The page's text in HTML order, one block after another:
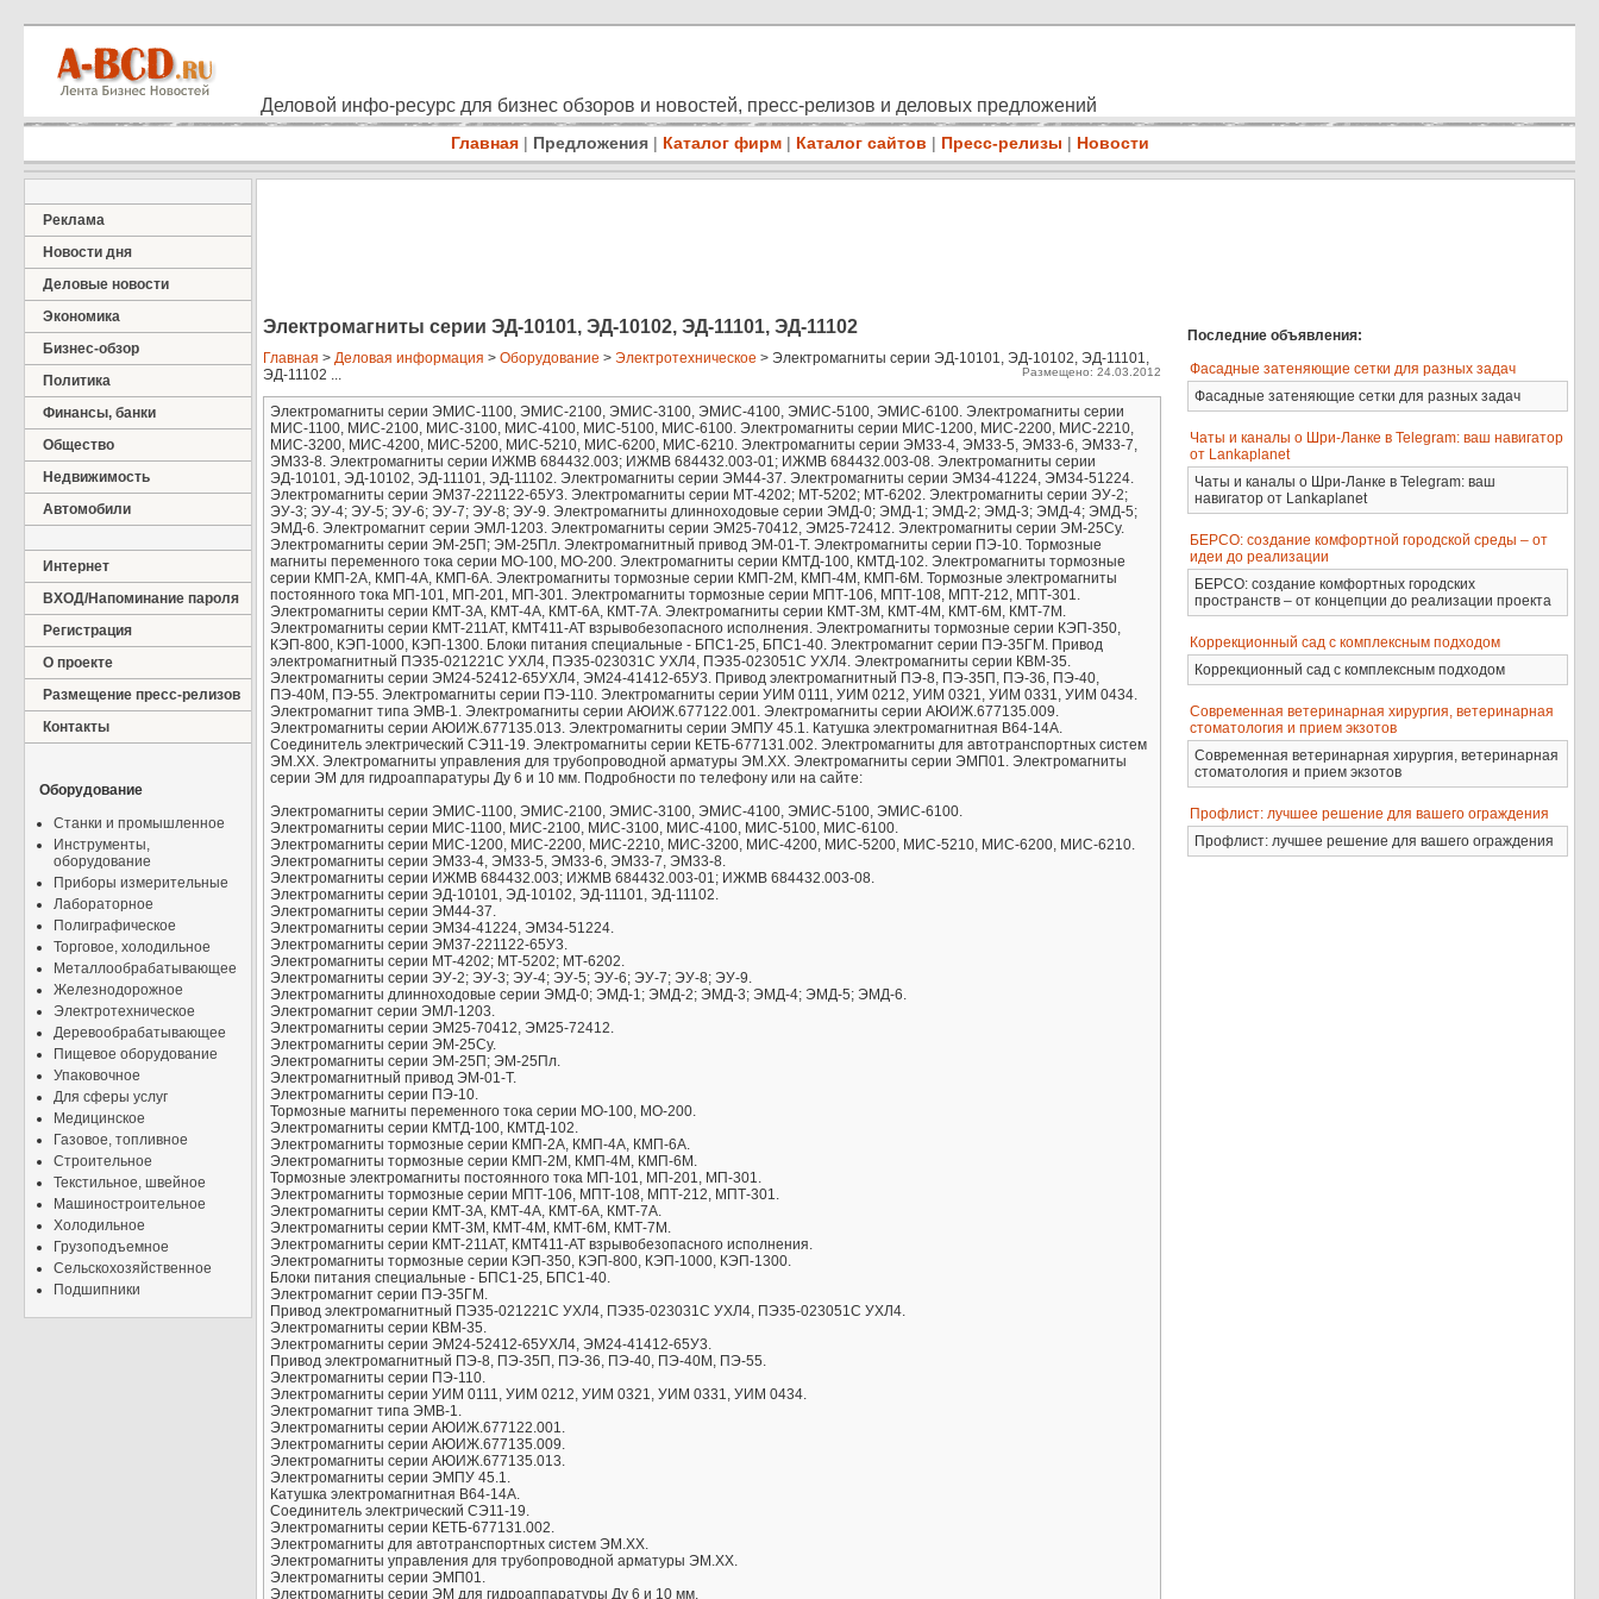
Деловой инфо-ресурс для бизнес обзоров и новостей, пресс-релизов и деловых предложений
Главная | Предложения | Каталог фирм | Каталог сайтов | Пресс-релизы | Новости
Реклама
Новости дня
Деловые новости
Экономика
Бизнес-обзор
Политика
Финансы, банки
Общество
Недвижимость
Автомобили
Интернет
ВХОД/Напоминание пароля
Регистрация
О проекте
Размещение пресс-релизов
Контакты
Оборудование
Станки и промышленное
Инструменты,
оборудование
Приборы измерительные
Лабораторное
Полиграфическое
Торговое, холодильное
Металлообрабатывающее
Железнодорожное
Электротехническое
Деревообрабатывающее
Пищевое оборудование
Упаковочное
Для сферы услуг
Медицинское
Газовое, топливное
Строительное
Текстильное, швейное
Машиностроительное
Холодильное
Грузоподъемное
Сельскохозяйственное
Подшипники
Электромагниты серии ЭД-10101, ЭД-10102, ЭД-11101, ЭД-11102
Главная > Деловая информация > Оборудование > Электротехническое > Электромагниты серии ЭД-10101, ЭД-10102, ЭД-11101,
ЭД-11102 ...
Размещено: 24.03.2012
Электромагниты серии ЭМИС-1100, ЭМИС-2100, ЭМИС-3100, ЭМИС-4100, ЭМИС-5100, ЭМИС-6100. Электромагниты серии
МИС-1100, МИС-2100, МИС-3100, МИС-4100, МИС-5100, МИС-6100. Электромагниты серии МИС-1200, МИС-2200, МИС-2210,
МИС-3200, МИС-4200, МИС-5200, МИС-5210, МИС-6200, МИС-6210. Электромагниты серии ЭМ33-4, ЭМ33-5, ЭМ33-6, ЭМ33-7,
ЭМ33-8. Электромагниты серии ИЖМВ 684432.003; ИЖМВ 684432.003-01; ИЖМВ 684432.003-08. Электромагниты серии
ЭД-10101, ЭД-10102, ЭД-11101, ЭД-11102. Электромагниты серии ЭМ44-37. Электромагниты серии ЭМ34-41224, ЭМ34-51224.
Электромагниты серии ЭМ37-221122-65У3. Электромагниты серии МТ-4202; МТ-5202; МТ-6202. Электромагниты серии ЭУ-2;
ЭУ-3; ЭУ-4; ЭУ-5; ЭУ-6; ЭУ-7; ЭУ-8; ЭУ-9. Электромагниты длинноходовые серии ЭМД-0; ЭМД-1; ЭМД-2; ЭМД-3; ЭМД-4; ЭМД-5;
ЭМД-6. Электромагнит серии ЭМЛ-1203. Электромагниты серии ЭМ25-70412, ЭМ25-72412. Электромагниты серии ЭМ-25Су.
Электромагниты серии ЭМ-25П; ЭМ-25Пл. Электромагнитный привод ЭМ-01-Т. Электромагниты серии ПЭ-10. Тормозные
магниты переменного тока серии МО-100, МО-200. Электромагниты серии КМТД-100, КМТД-102. Электромагниты тормозные
серии КМП-2А, КМП-4А, КМП-6А. Электромагниты тормозные серии КМП-2М, КМП-4М, КМП-6М. Тормозные электромагниты
постоянного тока МП-101, МП-201, МП-301. Электромагниты тормозные серии МПТ-106, МПТ-108, МПТ-212, МПТ-301.
Электромагниты серии КМТ-3А, КМТ-4А, КМТ-6А, КМТ-7А. Электромагниты серии КМТ-3М, КМТ-4М, КМТ-6М, КМТ-7М.
Электромагниты серии КМТ-211АТ, КМТ411-АТ взрывобезопасного исполнения. Электромагниты тормозные серии КЭП-350,
КЭП-800, КЭП-1000, КЭП-1300. Блоки питания специальные - БПС1-25, БПС1-40. Электромагнит серии ПЭ-35ГМ. Привод
электромагнитный ПЭ35-021221С УХЛ4, ПЭ35-023031С УХЛ4, ПЭ35-023051С УХЛ4. Электромагниты серии КВМ-35.
Электромагниты серии ЭМ24-52412-65УХЛ4, ЭМ24-41412-65У3. Привод электромагнитный ПЭ-8, ПЭ-35П, ПЭ-36, ПЭ-40,
ПЭ-40М, ПЭ-55. Электромагниты серии ПЭ-110. Электромагниты серии УИМ 0111, УИМ 0212, УИМ 0321, УИМ 0331, УИМ 0434.
Электромагнит типа ЭМВ-1. Электромагниты серии АЮИЖ.677122.001. Электромагниты серии АЮИЖ.677135.009.
Электромагниты серии АЮИЖ.677135.013. Электромагниты серии ЭМПУ 45.1. Катушка электромагнитная В64-14А.
Соединитель электрический СЭ11-19. Электромагниты серии КЕТБ-677131.002. Электромагниты для автотранспортных систем
ЭМ.ХХ. Электромагниты управления для трубопроводной арматуры ЭМ.ХХ. Электромагниты серии ЭМП01. Электромагниты
серии ЭМ для гидроаппаратуры Ду 6 и 10 мм. Подробности по телефону или на сайте:
Электромагниты серии ЭМИС-1100, ЭМИС-2100, ЭМИС-3100, ЭМИС-4100, ЭМИС-5100, ЭМИС-6100.
Электромагниты серии МИС-1100, МИС-2100, МИС-3100, МИС-4100, МИС-5100, МИС-6100.
Электромагниты серии МИС-1200, МИС-2200, МИС-2210, МИС-3200, МИС-4200, МИС-5200, МИС-5210, МИС-6200, МИС-6210.
Электромагниты серии ЭМ33-4, ЭМ33-5, ЭМ33-6, ЭМ33-7, ЭМ33-8.
Электромагниты серии ИЖМВ 684432.003; ИЖМВ 684432.003-01; ИЖМВ 684432.003-08.
Электромагниты серии ЭД-10101, ЭД-10102, ЭД-11101, ЭД-11102.
Электромагниты серии ЭМ44-37.
Электромагниты серии ЭМ34-41224, ЭМ34-51224.
Электромагниты серии ЭМ37-221122-65У3.
Электромагниты серии МТ-4202; МТ-5202; МТ-6202.
Электромагниты серии ЭУ-2; ЭУ-3; ЭУ-4; ЭУ-5; ЭУ-6; ЭУ-7; ЭУ-8; ЭУ-9.
Электромагниты длинноходовые серии ЭМД-0; ЭМД-1; ЭМД-2; ЭМД-3; ЭМД-4; ЭМД-5; ЭМД-6.
Электромагнит серии ЭМЛ-1203.
Электромагниты серии ЭМ25-70412, ЭМ25-72412.
Электромагниты серии ЭМ-25Су.
Электромагниты серии ЭМ-25П; ЭМ-25Пл.
Электромагнитный привод ЭМ-01-Т.
Электромагниты серии ПЭ-10.
Тормозные магниты переменного тока серии МО-100, МО-200.
Электромагниты серии КМТД-100, КМТД-102.
Электромагниты тормозные серии КМП-2А, КМП-4А, КМП-6А.
Электромагниты тормозные серии КМП-2М, КМП-4М, КМП-6М.
Тормозные электромагниты постоянного тока МП-101, МП-201, МП-301.
Электромагниты тормозные серии МПТ-106, МПТ-108, МПТ-212, МПТ-301.
Электромагниты серии КМТ-3А, КМТ-4А, КМТ-6А, КМТ-7А.
Электромагниты серии КМТ-3М, КМТ-4М, КМТ-6М, КМТ-7М.
Электромагниты серии КМТ-211АТ, КМТ411-АТ взрывобезопасного исполнения.
Электромагниты тормозные серии КЭП-350, КЭП-800, КЭП-1000, КЭП-1300.
Блоки питания специальные - БПС1-25, БПС1-40.
Электромагнит серии ПЭ-35ГМ.
Привод электромагнитный ПЭ35-021221С УХЛ4, ПЭ35-023031С УХЛ4, ПЭ35-023051С УХЛ4.
Электромагниты серии КВМ-35.
Электромагниты серии ЭМ24-52412-65УХЛ4, ЭМ24-41412-65У3.
Привод электромагнитный ПЭ-8, ПЭ-35П, ПЭ-36, ПЭ-40, ПЭ-40М, ПЭ-55.
Электромагниты серии ПЭ-110.
Электромагниты серии УИМ 0111, УИМ 0212, УИМ 0321, УИМ 0331, УИМ 0434.
Электромагнит типа ЭМВ-1.
Электромагниты серии АЮИЖ.677122.001.
Электромагниты серии АЮИЖ.677135.009.
Электромагниты серии АЮИЖ.677135.013.
Электромагниты серии ЭМПУ 45.1.
Катушка электромагнитная В64-14А.
Соединитель электрический СЭ11-19.
Электромагниты серии КЕТБ-677131.002.
Электромагниты для автотранспортных систем ЭМ.ХХ.
Электромагниты управления для трубопроводной арматуры ЭМ.ХХ.
Электромагниты серии ЭМП01.
Электромагниты серии ЭМ для гидроаппаратуры Ду 6 и 10 мм.
Последние объявления:
Фасадные затеняющие сетки для разных задач
Фасадные затеняющие сетки для разных задач
Чаты и каналы о Шри-Ланке в Telegram: ваш навигатор
от Lankaplanet
Чаты и каналы о Шри-Ланке в Telegram: ваш
навигатор от Lankaplanet
БЕРСО: создание комфортной городской среды – от
идеи до реализации
БЕРСО: создание комфортных городских
пространств – от концепции до реализации проекта
Коррекционный сад с комплексным подходом
Коррекционный сад с комплексным подходом
Современная ветеринарная хирургия, ветеринарная
стоматология и прием экзотов
Современная ветеринарная хирургия, ветеринарная
стоматология и прием экзотов
Профлист: лучшее решение для вашего ограждения
Профлист: лучшее решение для вашего ограждения